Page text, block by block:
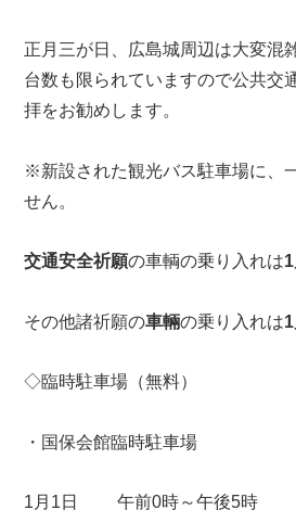
正月三が日、広島城周辺は大変混
台数も限られていますので公共交
拝をお勧めします。
※新設された観光バス駐車場に、
せん。
交通安全祈願の車輌の乗り入れは
その他諸祈願の車輛の乗り入れは
◇臨時駐車場（無料）
・国保会館臨時駐車場
1月1日 午前0時～午後5時